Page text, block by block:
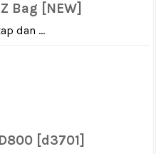
Bag [NEW]
dan ...
[d3701]